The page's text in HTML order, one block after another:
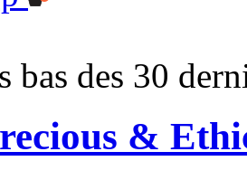
bas des 30
&